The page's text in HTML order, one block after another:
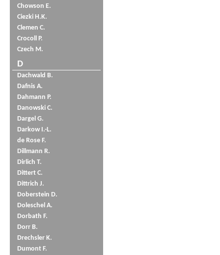
Chowson E.
Ciezki H.K.
Clemen C.
Crocoll P.
Czech M.
D
Dachwald B.
Dafnis A.
Dahmann P.
Danowski C.
Dargel G.
Darkow I.-L.
de Rose F.
Dillmann R.
Dirlich T.
Dittert C.
Dittrich J.
Doberstein D.
Doleschel A.
Dorbath F.
Dorr B.
Drechsler K.
Dumont F.